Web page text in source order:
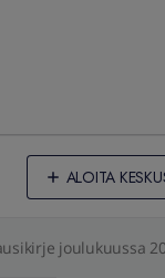
ALOITA
joulukuussa